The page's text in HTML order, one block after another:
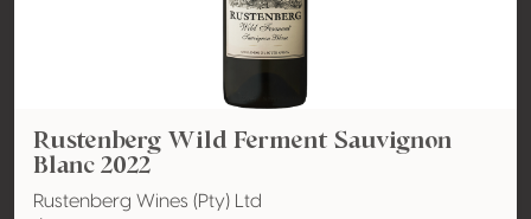
Rustenberg Wild Ferment Sauvignon
Blanc 2022
Rustenberg Wines (Pty) Ltd